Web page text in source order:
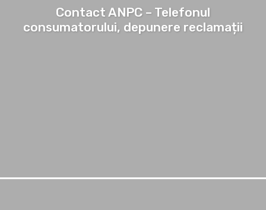
Contact ANPC – Telefonul
consumatorului, depunere reclamații